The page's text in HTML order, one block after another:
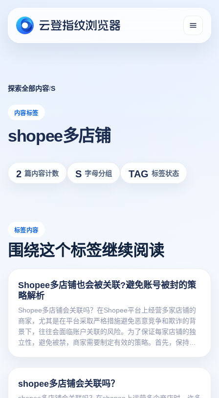
探索全部内容/S
内容标签
shopee多店铺
2 篇内容计数 S 字母分组 TAG 标签状态
标签内容
围绕这个标签继续阅读
Shopee多店铺也会被关联?避免账号被封的策
略解析
Shopee多店铺会关联吗？在Shopee平台上经营多家店铺的
商家，尤其是在平台采取严格措施避免恶意竞争和欺诈的背
景下，往往会面临账户关联的风险。为了保证每家店铺的独
立性，避免被禁，商家需要制定有效的策略。首先，保持每
这些策略，商家可以更安全地管理多家店铺，确保业务发
展。
shopee多店铺会关联吗？